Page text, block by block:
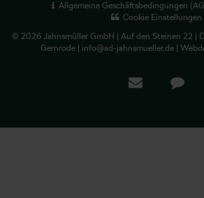
Allgemeine Geschäftsbedingungen
Cookie Einstellungen
© 2026 Jahnsmüller GmbH | Auf den Steinen 22 |
Gernrode | info@ad-jahnsmueller.de |